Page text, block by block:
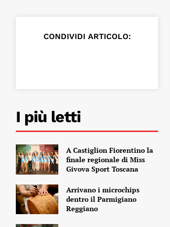
CONDIVIDI ARTICOLO:
I più letti
A Castiglion Fiorentino la
finale regionale di Miss
Givova Sport Toscana
Arrivano i microchips
dentro il Parmigiano
Reggiano